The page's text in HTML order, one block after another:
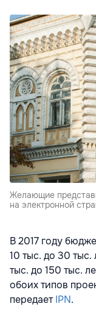
Желающие
на электронной
В 2017 году
10 тыс. до 30 тыс.
тыс. до 150 тыс.
обоих типов
передаетIPN.